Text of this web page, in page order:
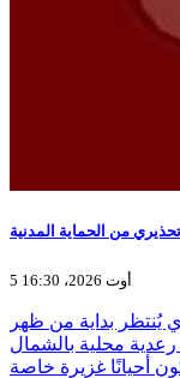
تحذيري من الحماية المدنية
5 أوت 2026، 16:30
يُنتظر بداية من ظهر
2026 ظهور خلايا رعدية محلية بالشمال